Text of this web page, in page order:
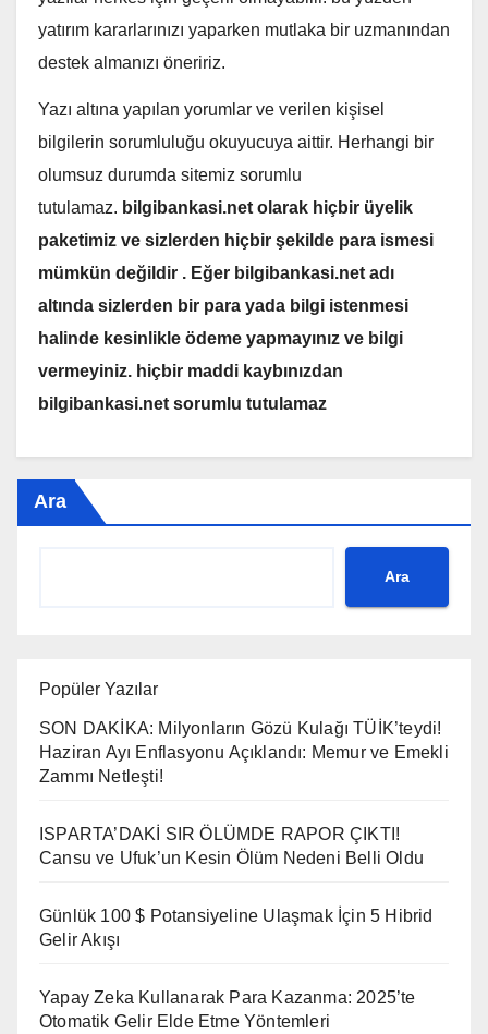
yatırım kararlarınızı yaparken mutlaka bir uzmanından
destek almanızı öneririz.
Yazı altına yapılan yorumlar ve verilen kişisel
bilgilerin sorumluluğu okuyucuya aittir. Herhangi bir
olumsuz durumda sitemiz sorumlu
tutulamaz. bilgibankasi.net olarak hiçbir üyelik
paketimiz ve sizlerden hiçbir şekilde para ismesi
mümkün değildir . Eğer bilgibankasi.net adı
altında sizlerden bir para yada bilgi istenmesi
halinde kesinlikle ödeme yapmayınız ve bilgi
vermeyiniz. hiçbir maddi kaybınızdan
bilgibankasi.net sorumlu tutulamaz
Ara
Ara
Popüler Yazılar
SON DAKİKA: Milyonların Gözü Kulağı TÜİK’teydi!
Haziran Ayı Enflasyonu Açıklandı: Memur ve Emekli
Zammı Netleşti!
ISPARTA’DAKİ SIR ÖLÜMDE RAPOR ÇIKTI!
Cansu ve Ufuk’un Kesin Ölüm Nedeni Belli Oldu
Günlük 100 $ Potansiyeline Ulaşmak İçin 5 Hibrid
Gelir Akışı
Yapay Zeka Kullanarak Para Kazanma: 2025’te
Otomatik Gelir Elde Etme Yöntemleri